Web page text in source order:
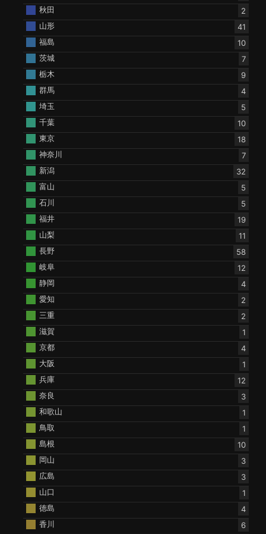
秋田
2
山形
41
福島
10
茨城
7
栃木
9
群馬
4
埼玉
5
千葉
10
東京
18
神奈川
7
新潟
32
富山
5
石川
5
福井
19
山梨
11
長野
58
岐阜
12
静岡
4
愛知
2
三重
2
滋賀
1
京都
4
大阪
1
兵庫
12
奈良
3
和歌山
1
鳥取
1
島根
10
岡山
3
広島
3
山口
1
徳島
4
香川
6